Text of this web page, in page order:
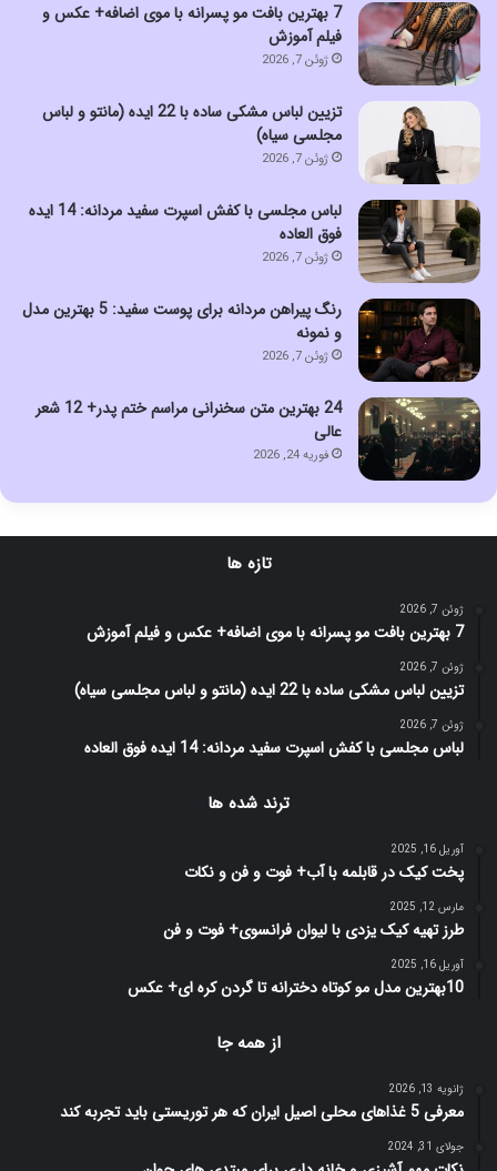
7 بهترین بافت مو پسرانه با موی اضافه+ عکس و
فیلم آموزش
ژوئن 7, 2026
تزیین لباس مشکی ساده با 22 ایده (مانتو و لباس
مجلسی سیاه)
ژوئن 7, 2026
لباس مجلسی با کفش اسپرت سفید مردانه: 14 ایده
فوق العاده
ژوئن 7, 2026
رنگ پیراهن مردانه برای پوست سفید: 5 بهترین مدل
و نمونه
ژوئن 7, 2026
24 بهترین متن سخنرانی مراسم ختم پدر+ 12 شعر
عالی
فوریه 24, 2026
تازه ها
ژوئن 7, 2026
7 بهترین بافت مو پسرانه با موی اضافه+ عکس و فیلم آموزش
ژوئن 7, 2026
تزیین لباس مشکی ساده با 22 ایده (مانتو و لباس مجلسی سیاه)
ژوئن 7, 2026
لباس مجلسی با کفش اسپرت سفید مردانه: 14 ایده فوق العاده
ترند شده ها
آوریل 16, 2025
پخت کیک در قابلمه با آب+ فوت و فن و نکات
مارس 12, 2025
طرز تهیه کیک یزدی با لیوان فرانسوی+ فوت و فن
آوریل 16, 2025
10بهترین مدل مو کوتاه دخترانه تا گردن کره ای+ عکس
از همه جا
ژانویه 13, 2026
معرفی 5 غذاهای محلی اصیل ایران که هر توریستی باید تجربه کند
جولای 31, 2024